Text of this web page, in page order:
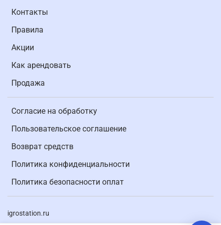
Контакты
Правила
Акции
Как арендовать
Продажа
Согласие на обработку
Пользовательское соглашение
Возврат средств
Политика конфиденциальности
Политика безопасности оплат
igrostation.ru